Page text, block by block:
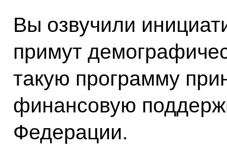
Вы озвучили
примут
такую программу
финансовую
Федерации.